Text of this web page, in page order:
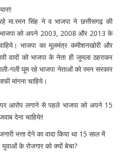
मा.रमन सिंह ने व भाजपा ने छत्तीसगढ़ की
भाजपा को अपने 2003, 2008 और 2013 के
भाजपा का मूलमंत्र कमीशनखोरी और
वादों को भाजपा के नेता ही जुमला ठहराकर
गली घूम रहे भाजपा नेताओं को रमन सरकार
मांगना चाहिये।
आरोप लगाने से पहले भाजपा को अपने 15
देना चाहिये!!
भत्ता देने का वादा किया था 15 साल में
के रोजगार को क्यों बेचा?